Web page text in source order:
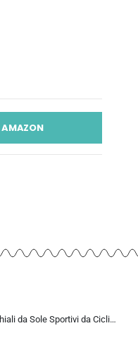
JSTHHTT 2 PCS Occhiali da Sole Sportivi da Ciclismo,Occhiali da bicicletta antivento,occhiali da ciclismo per uomini donne,pr